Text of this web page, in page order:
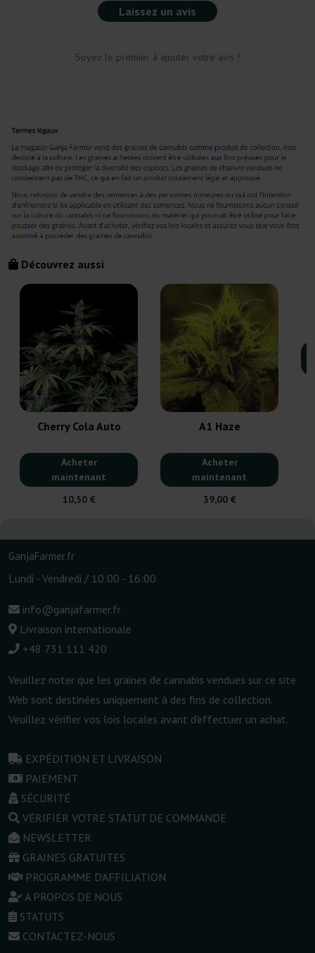
Laissez un avis
Soyez le premier à ajouter votre avis !
Découvrez aussi
Cherry Cola Auto
Acheter
maintenant
10,50 €
A1 Haze
Acheter
maintenant
39,00 €
GanjaFarmer.fr
Lundi - Vendredi / 10:00 - 16:00
info@ganjafarmer.fr
Livraison internationale
+48 731 111 420
Veuillez noter que les graines de cannabis vendues sur ce site
Web sont destinées uniquement à des fins de collection.
Veuillez vérifier vos lois locales avant d'effectuer un achat.
EXPÉDITION ET LIVRAISON
PAIEMENT
SÉCURITÉ
VÉRIFIER VOTRE STATUT DE COMMANDE
NEWSLETTER
GRAINES GRATUITES
PROGRAMME D'AFFILIATION
A PROPOS DE NOUS
STATUTS
CONTACTEZ-NOUS